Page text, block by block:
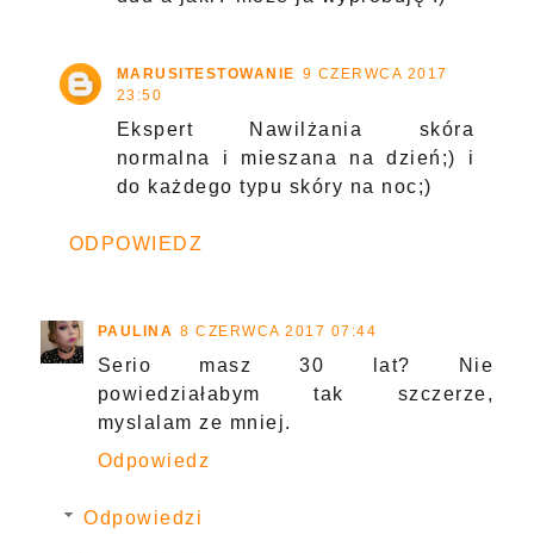
MARUSITESTOWANIE 9 CZERWCA 2017
23:50
Ekspert Nawilżania skóra
normalna i mieszana na dzień;) i
do każdego typu skóry na noc;)
ODPOWIEDZ
PAULINA 8 CZERWCA 2017 07:44
Serio masz 30 lat? Nie
powiedziałabym tak szczerze,
myslalam ze mniej.
Odpowiedz
Odpowiedzi